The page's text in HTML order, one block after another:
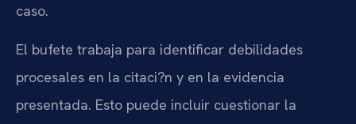
caso.
El bufete trabaja para identificar debilidades
procesales en la citaci?n y en la evidencia
presentada. Esto puede incluir cuestionar la